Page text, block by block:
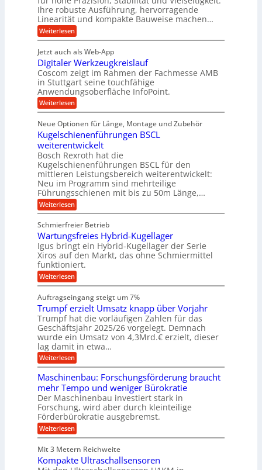
h
d
e
t
i
e
b
e
f
ü
r
r
a
u
e
U
m
g
e
b
u
n
g
e
n
A
u
f
t
r
a
g
s
e
i
g
a
n
g
e
,
w
e
n
i
g
e
r
S
t
e
l
l
e
n
a
n
g
e
n
e
t
r
i
e
b
e
f
r
p
r
ä
z
i
s
e
H
u
b
e
w
e
g
u
n
g
e
Ihre robuste Ausführung, hervorragende
Linearität und kompakte Bauweise machen…
Weiterlesen:
P
ä
z
i
s
i
o
n
f
r
A
u
t
o
m
o
t
i
v
e
n
d
M
a
s
c
h
i
e
n
b
a
u
Jetzt auch als Web-App
Digitaler Werkzeugkreislauf
Coscom zeigt im Rahmen der Fachmesse AMB
in Stuttgart seine touchfähige
Anwendungsoberfläche InfoPoint.
Weiterlesen:
D
g
i
t
a
l
e
r
W
e
r
k
z
e
u
g
k
r
e
i
s
a
u
f
Neue Optionen für Länge, Montage und Zubehör
Kugelschienenführungen BSCL
weiterentwickelt
Bosch Rexroth hat die
Kugelschienenführungen BSCL für den
mittleren Leistungsbereich weiterentwickelt:
Neu im Programm sind mehrteilige
Führungsschienen mit bis zu 50m Länge,…
Weiterlesen:
K
g
e
l
s
c
h
i
e
e
n
f
ü
h
r
u
n
g
e
n
B
S
C
L
w
e
i
t
e
r
Schmierfreier Betrieb
Wartungsfreies Hybrid-Kugellager
Igus bringt ein Hybrid-Kugellager der Serie
Xiros auf den Markt, das ohne Schmiermittel
funktioniert.
Weiterlesen:
W
r
t
u
n
g
s
r
e
i
e
s
H
y
b
r
i
d
-
u
Auftragseingang steigt um 7%
Trumpf erzielt Umsatz knapp über Vorjahr
Trumpf hat die vorläufigen Zahlen für das
Geschäftsjahr 2025/26 vorgelegt. Demnach
wurde ein Umsatz von 4,3Mrd.€ erzielt, dieser
lag damit in etwa…
Weiterlesen:
T
u
m
p
f
e
r
z
i
e
t
Maschinenbau: Forschungsförderung braucht
mehr Tempo und weniger Bürokratie
Der Maschinenbau investiert stark in
Forschung, wird aber durch kleinteilige
Förderbürokratie ausgebremst.
Weiterlesen:
M
s
c
Mit 3 Metern Reichweite
Kompakte Ultraschallsensoren